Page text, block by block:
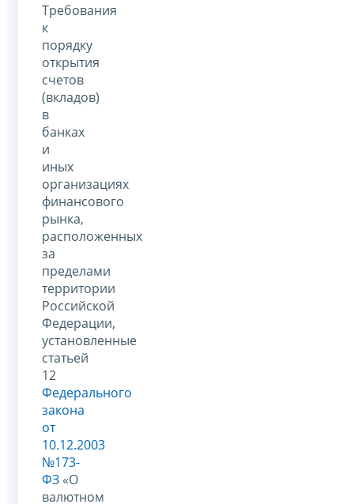
Требования
к
порядку
открытия
счетов
(вкладов)
в
банках
и
иных
организациях
финансового
рынка,
расположенных
за
пределами
территории
Российской
Федерации,
установленные
статьей
12
Федерального
закона
от
10.12.2003
№173-
ФЗ «О
валютном